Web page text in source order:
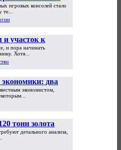
возможностей
игровых консолей стало
и участок к
и пора начинать
Хотя...
два
экономистом,
тонн золота
детального анализа,